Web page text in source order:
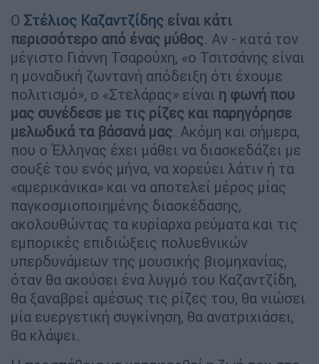
Ο Στέλιος Καζαντζίδης είναι κάτι
περισσότερο από ένας μύθος. Αν - κατά τον
μέγιστο Γιάννη Τσαρούχη, «ο Τσιτσάνης είναι
η μοναδική ζωντανή απόδειξη ότι έχουμε
πολιτισμό», ο «Στελάρας» είναι η φωνή που
μας συνέδεσε με τις ρίζες και παρηγόρησε
μελωδικά τα βάσανά μας. Ακόμη και σήμερα,
που ο Έλληνας έχει μάθει να διασκεδάζει με
σουξέ του ενός μήνα, να χορεύει λάτιν ή τα
«αμερικάνικα» και να αποτελεί μέρος μίας
παγκοσμιοποιημένης διασκέδασης,
ακολουθώντας τα κυρίαρχα ρεύματα και τις
εμπορικές επιδιώξεις πολυεθνικών
υπερδυνάμεων της μουσικής βιομηχανίας,
όταν θα ακούσει ένα λυγμό του Καζαντζίδη,
θα ξαναβρεί αμέσως τις ρίζες του, θα νιώσει
μία ευεργετική συγκίνηση, θα ανατριχιάσει,
θα κλάψει.